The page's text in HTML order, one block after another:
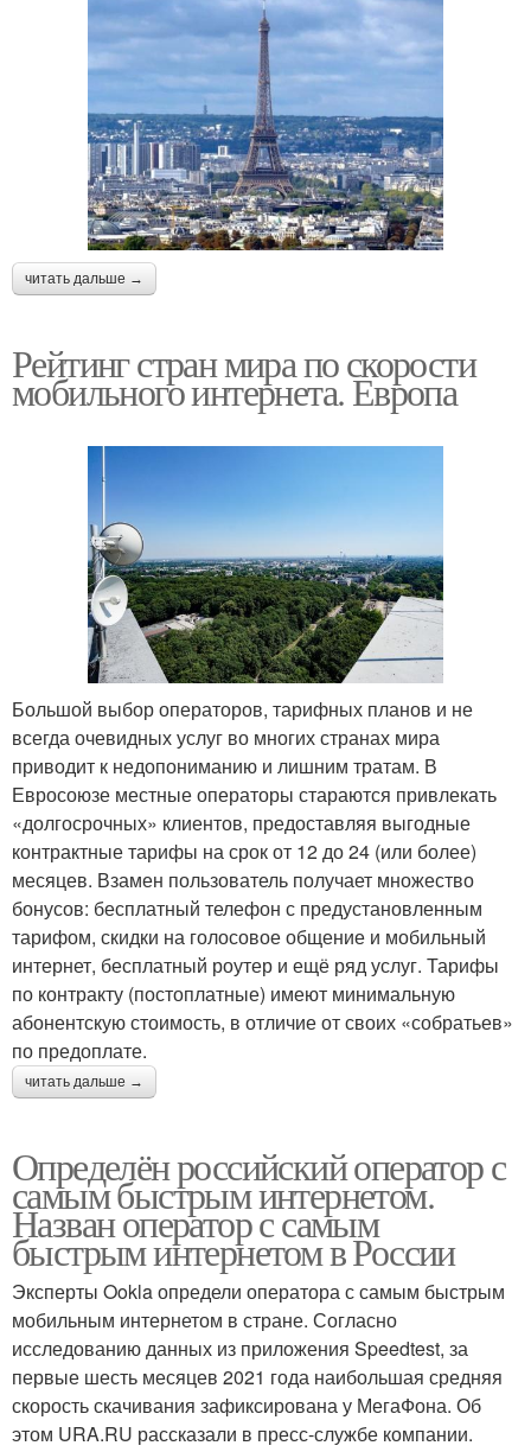
читать дальше →
Рейтинг стран мира по скорости
мобильного интернета. Европа
Большой выбор операторов, тарифных планов и не
всегда очевидных услуг во многих странах мира
приводит к недопониманию и лишним тратам. В
Евросоюзе местные операторы стараются привлекать
«долгосрочных» клиентов, предоставляя выгодные
контрактные тарифы на срок от 12 до 24 (или более)
месяцев. Взамен пользователь получает множество
бонусов: бесплатный телефон с предустановленным
тарифом, скидки на голосовое общение и мобильный
интернет, бесплатный роутер и ещё ряд услуг. Тарифы
по контракту (постоплатные) имеют минимальную
абонентскую стоимость, в отличие от своих «собратьев»
по предоплате.
читать дальше →
Определён российский оператор с
самым быстрым интернетом.
Назван оператор с самым
быстрым интернетом в России
Эксперты Ookla определи оператора с самым быстрым
мобильным интернетом в стране. Согласно
исследованию данных из приложения Speedtest, за
первые шесть месяцев 2021 года наибольшая средняя
скорость скачивания зафиксирована у МегаФона. Об
этом URA.RU рассказали в пресс-службе компании.